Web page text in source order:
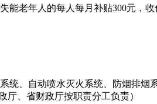
能老年人的每人每月补贴300元，
、自动喷水灭火系统、防烟排
厅、省财政厅按职责分工负责）